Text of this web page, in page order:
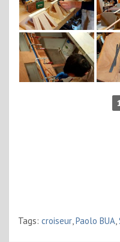
Tags: croiseur,Paolo BUA,